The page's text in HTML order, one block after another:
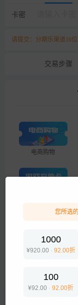
卡密
请提交：分期乐渠道16
交易步骤
电商购物
您所选
1000
¥920.00 · 92.00折
100
¥92.00 · 92.00折